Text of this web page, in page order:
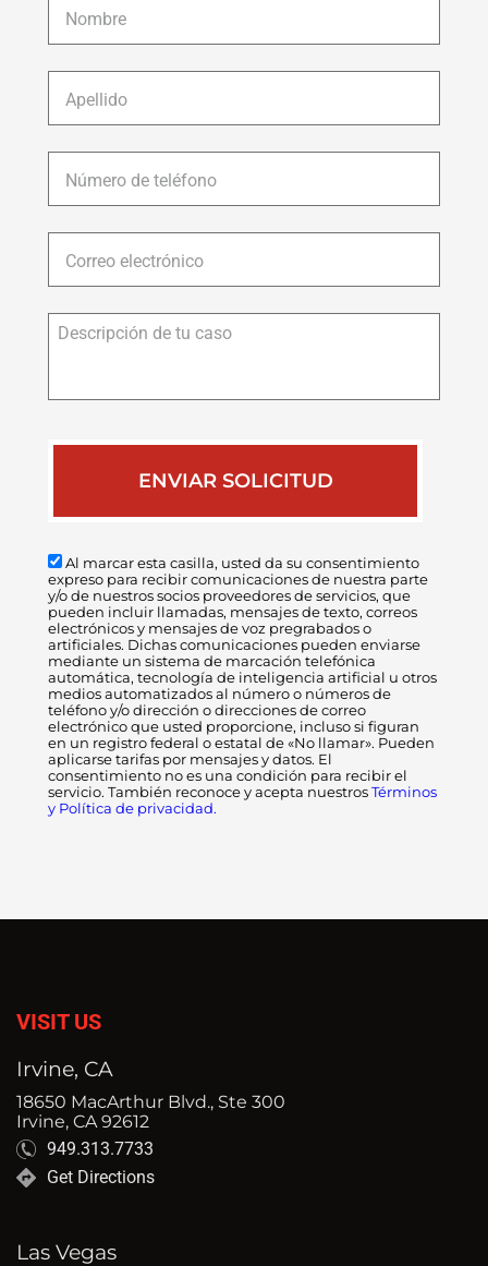
Apellido *
Número
de
teléfono *
Correo
electrónico *
Descripción
Al marcar esta casilla, usted da su consentimiento
expreso para recibir comunicaciones de nuestra parte
y/o de nuestros socios proveedores de servicios, que
pueden incluir llamadas, mensajes de texto, correos
electrónicos y mensajes de voz pregrabados o
artificiales. Dichas comunicaciones pueden enviarse
mediante un sistema de marcación telefónica
automática, tecnología de inteligencia artificial u otros
medios automatizados al número o números de
teléfono y/o dirección o direcciones de correo
electrónico que usted proporcione, incluso si figuran
en un registro federal o estatal de «No llamar». Pueden
aplicarse tarifas por mensajes y datos. El
consentimiento no es una condición para recibir el
servicio. También reconoce y acepta nuestros Términos
y Política de privacidad.
VISIT US
Irvine, CA
18650 MacArthur Blvd., Ste 300
Irvine, CA 92612
949.313.7733
Get Directions
Las Vegas